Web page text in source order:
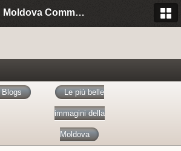
Moldova Community Italia
Blogs Le più belle
immagini della
Moldova